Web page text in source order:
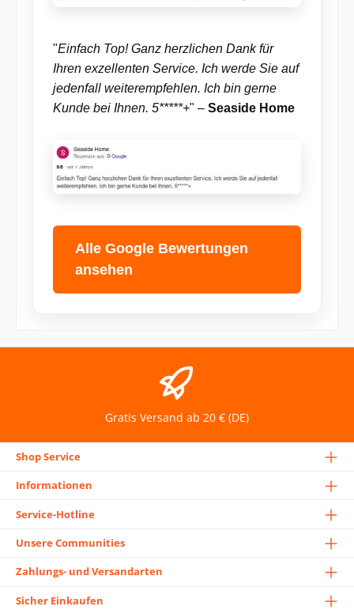
"Einfach Top! Ganz herzlichen Dank für
Ihren exzellenten Service. Ich werde Sie auf
jedenfall weiterempfehlen. Ich bin gerne
Kunde bei Ihnen. 5*****+" – Seaside Home
Alle Google Bewertungen
ansehen
Gratis Versand ab 20 € (DE)
Shop Service
Informationen
Service-Hotline
Unsere Communities
Zahlungs- und Versandarten
Sicher Einkaufen